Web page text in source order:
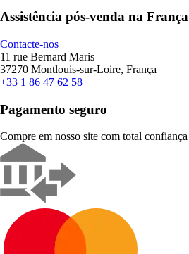
Assistência pós-venda na França
Contacte-nos
11 rue Bernard Maris
37270 Montlouis-sur-Loire, França
+33 1 86 47 62 58
Pagamento seguro
Compre em nosso site com total confiança